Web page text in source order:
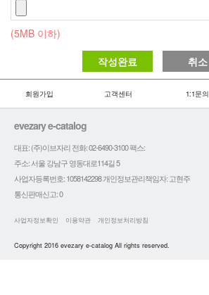
(5MB 이하)
작성완료
취소
회원가입 고객센터 1:1문의
evezary e-catalog
대표: (주)이브자리 전화: 02-6490-3100 팩스:
주소: 서울 강남구 영동대로114길 5
사업자등록번호: 1058142298 개인정보관리책임자: 고현주
통신판매신고: 0
사업자정보확인 이용약관 개인정보처리방침
Copyright 2016 evezary e-catalog All rights reserved.